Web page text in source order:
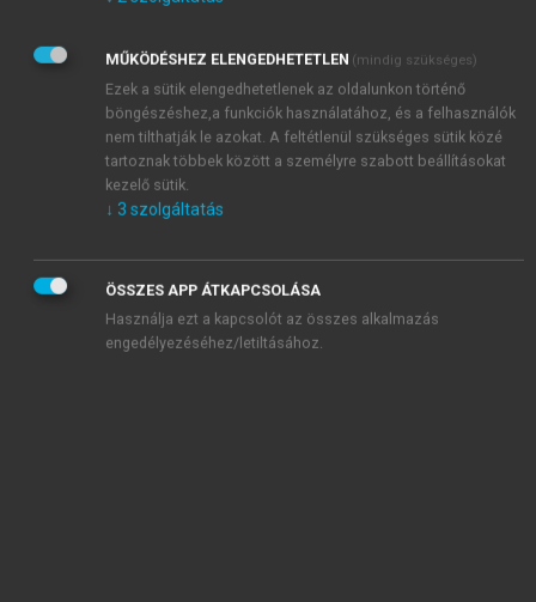
elektronegativitás között?
Létezik-e olyan anyag, mely csak oxidálhat, vagy
csak redukálhat?
Mi a népszerű neve a hidrogéntetroxo-
szulfát(VI)-nak?
Milyen elvek alapján rendezzük a redoxi
reakciók egyenleteit?
Milyen jelentéseik vannak a
Mit jelent a titrálás?
Mit jelent a „visszatitrálás?
MŰKÖDÉSHEZ ELENGEDHETETLEN (mindig szükséges)
Ezek a sütik elengedhetetlenek az oldalunkon történő
böngészéshez,a funkciók használatához, és a felhasználók
nem tilthatják le azokat. A feltétlenül szükséges sütik közé
tartoznak többek között a személyre szabott beállításokat
kezelő sütik.
↓ 3 szolgáltatás
ÖSSZES APP ÁTKAPCSOLÁSA
Használja ezt a kapcsolót az összes alkalmazás
engedélyezéséhez/letiltásához.